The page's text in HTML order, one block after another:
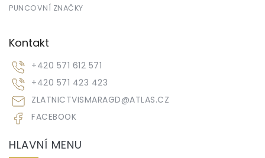
PUNCOVNÍ ZNAČKY
Kontakt
ZLATNICTVISMARAGD@ATLAS.CZ
+420 571 612 571
+420 571 423 423
FACEBOOK
HLAVNÍ MENU